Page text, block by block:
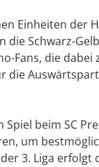
Einheiten der
Schwarz-
Fans, die
Spiel beim SC
um
3. Liga